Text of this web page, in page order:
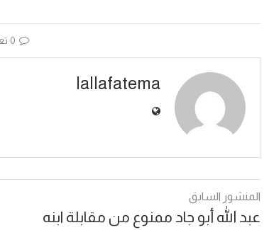
0 تعليقات
lallafatema
المنشور السابق
عبد الله أبو جاد ممنوع من مقابلة ابنه